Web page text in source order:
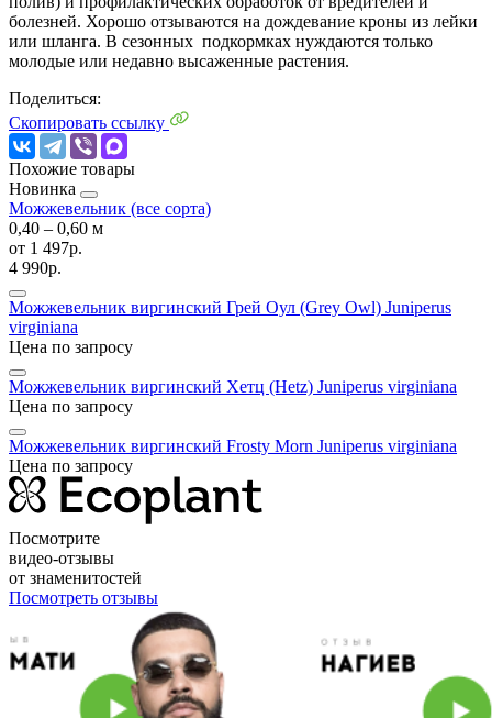
болезней. Хорошо отзываются на дождевание кроны из лейки
или шланга. В сезонных подкормках нуждаются только
молодые или недавно высаженные растения.
Поделиться:
Скопировать ссылку
Похожие товары
Новинка
Можжевельник (все сорта)
0,40 ‒ 0,60 м
от 1 497р.
4 990р.
Можжевельник виргинский Грей Оул (Grey Owl) Juniperus
virginiana
Цена по запросу
Можжевельник виргинский Хетц (Hetz) Juniperus virginiana
Цена по запросу
Можжевельник виргинский Frosty Morn Juniperus virginiana
Цена по запросу
Посмотрите
видео-отзывы
от знаменитостей
Посмотреть отзывы